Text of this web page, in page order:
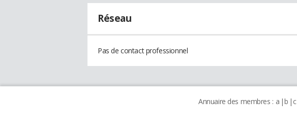
Réseau
Pas de contact professionnel
Annuaire des membres : a b c